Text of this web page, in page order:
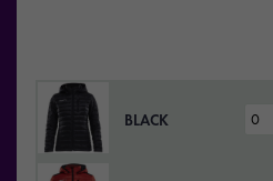
BLACK